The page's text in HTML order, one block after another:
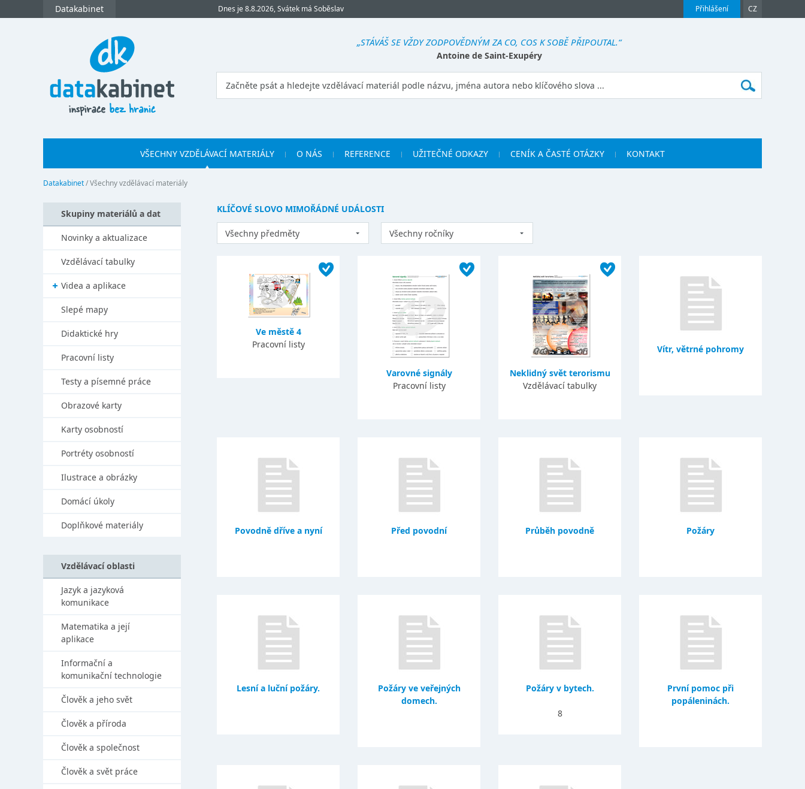
Přihlášení CZ
Datakabinet Dnes je 8.8.2026, Svátek má Soběslav
„STÁVÁŠ SE VŽDY ZODPOVĚDNÝM ZA CO, COS K SOBĚ PŘIPOUTAL.“
Antoine de Saint-Exupéry
VŠECHNY VZDĚLÁVACÍ MATERIÁLY O NÁS REFERENCE UŽITEČNÉ ODKAZY CENÍK A ČASTÉ OTÁZKY KONTAKT
Datakabinet/Všechny vzdělávací materiály
KLÍČOVÉ SLOVO MIMOŘÁDNÉ UDÁLOSTI
Všechny předměty Všechny ročníky
Ve městě 4
Pracovní listy
Varovné signály
Pracovní listy
Neklidný svět terorismu
Vzdělávací tabulky
Vítr, větrné pohromy
Povodně dříve a nyní Před povodní Průběh povodně Požáry
Lesní a luční požáry.
Požáry ve veřejných
domech.
Požáry v bytech.
8
První pomoc při
popáleninách.
Skupiny materiálů a dat
Novinky a aktualizace
Vzdělávací tabulky
Videa a aplikace
Slepé mapy
Didaktické hry
Pracovní listy
Testy a písemné práce
Obrazové karty
Karty osobností
Portréty osobností
Ilustrace a obrázky
Domácí úkoly
Doplňkové materiály
Vzdělávací oblasti
Jazyk a jazyková
komunikace
Matematika a její
aplikace
Informační a
komunikační technologie
Člověk a jeho svět
Člověk a příroda
Člověk a společnost
Člověk a svět práce